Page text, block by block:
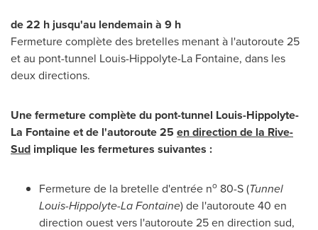
de 22 h jusqu'au lendemain à 9 h
Fermeture complète des bretelles menant à l'autoroute 25
et au pont-tunnel Louis-Hippolyte-La Fontaine, dans les
deux directions.
Une fermeturecomplète du pont-tunnel Louis-Hippolyte-
La Fontaineet de l'autoroute 25 en direction de la Rive-
Sud implique les fermetures suivantes :
Fermeture de la bretelle d'entrée no 80-S (Tunnel
Louis-Hippolyte-La Fontaine) de l'autoroute 40 en
direction ouest vers l'autoroute 25 en direction sud,